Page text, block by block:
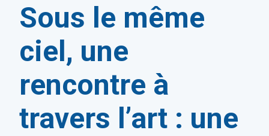
Sous le même
ciel, une
rencontre à
travers l’art : une